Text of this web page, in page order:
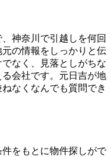
神奈川で引越しを何回
の情報をしっかりと伝
なく、見落としがちな
会社です。元日吉が地
なくなんでも質問でき
をもとに物件探しがで